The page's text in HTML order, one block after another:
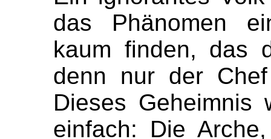
das Phänomen
kaum finden, das
denn nur der
Dieses Geheimnis
einfach: Die